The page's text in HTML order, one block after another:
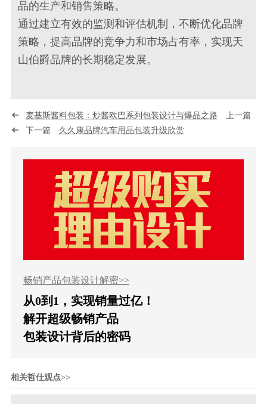
品的生产和销售策略。
通过建立有效的监测和评估机制，不断优化品牌
策略，提高品牌的竞争力和市场占有率，实现天
山伯爵品牌的长期稳定发展。
麦基斯酱料包装：炒酱欧巴系列包装设计与爆品之路 上一篇
下一篇 久久康品牌汽车用品包装升级欣赏
畅销产品包装设计解密>>
从0到1，实现销量过亿！
解开超级畅销产品
包装设计背后的密码
相关哲仕观点>>